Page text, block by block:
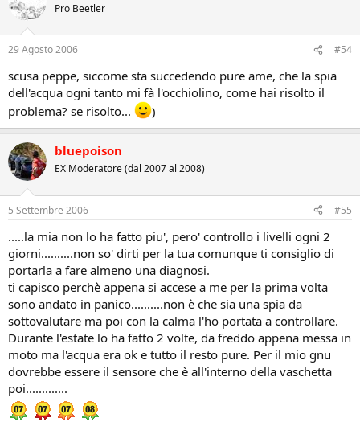
Pro Beetler
29 Agosto 2006 #54
scusa peppe, siccome sta succedendo pure ame, che la spia
dell'acqua ogni tanto mi fà l'occhiolino, come hai risolto il
problema? se risolto...
)
bluepoison
EX Moderatore (dal 2007 al 2008)
5 Settembre 2006 #55
.....la mia non lo ha fatto piu', pero' controllo i livelli ogni 2
giorni..........non so' dirti per la tua comunque ti consiglio di
portarla a fare almeno una diagnosi.
ti capisco perchè appena si accese a me per la prima volta
sono andato in panico..........non è che sia una spia da
sottovalutare ma poi con la calma l'ho portata a controllare.
Durante l'estate lo ha fatto 2 volte, da freddo appena messa in
moto ma l'acqua era ok e tutto il resto pure. Per il mio gnu
dovrebbe essere il sensore che è all'interno della vaschetta
poi.............